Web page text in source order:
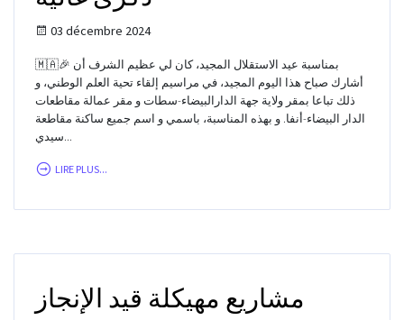
03 décembre 2024
🇲🇦🎉 بمناسبة عيد الاستقلال المجيد، كان لي عظيم الشرف أن
أشارك صباح هذا اليوم المجيد، في مراسيم إلقاء تحية العلم الوطني، و
ذلك تباعا بمقر ولاية جهة الدارالبيضاء-سطات و مقر عمالة مقاطعات
الدار البيضاء-أنفا. و بهذه المناسبة، باسمي و اسم جميع ساكنة مقاطعة
سيدي...
LIRE PLUS...
مشاريع مهيكلة قيد الإنجاز